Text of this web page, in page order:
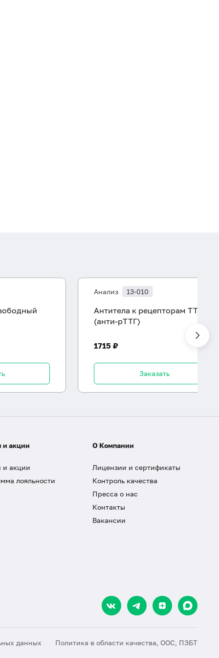
Анализ 13-010
Антитела к рецепторам ТТГ
(анти-pTTГ)
1715 ₽
Заказать
и акции
и акции
лояльности
О Компании
Лицензии и сертификаты
Контроль качества
Пресса о нас
Контакты
Вакансии
данных Политика в области качества, ООС, ПЗБТ